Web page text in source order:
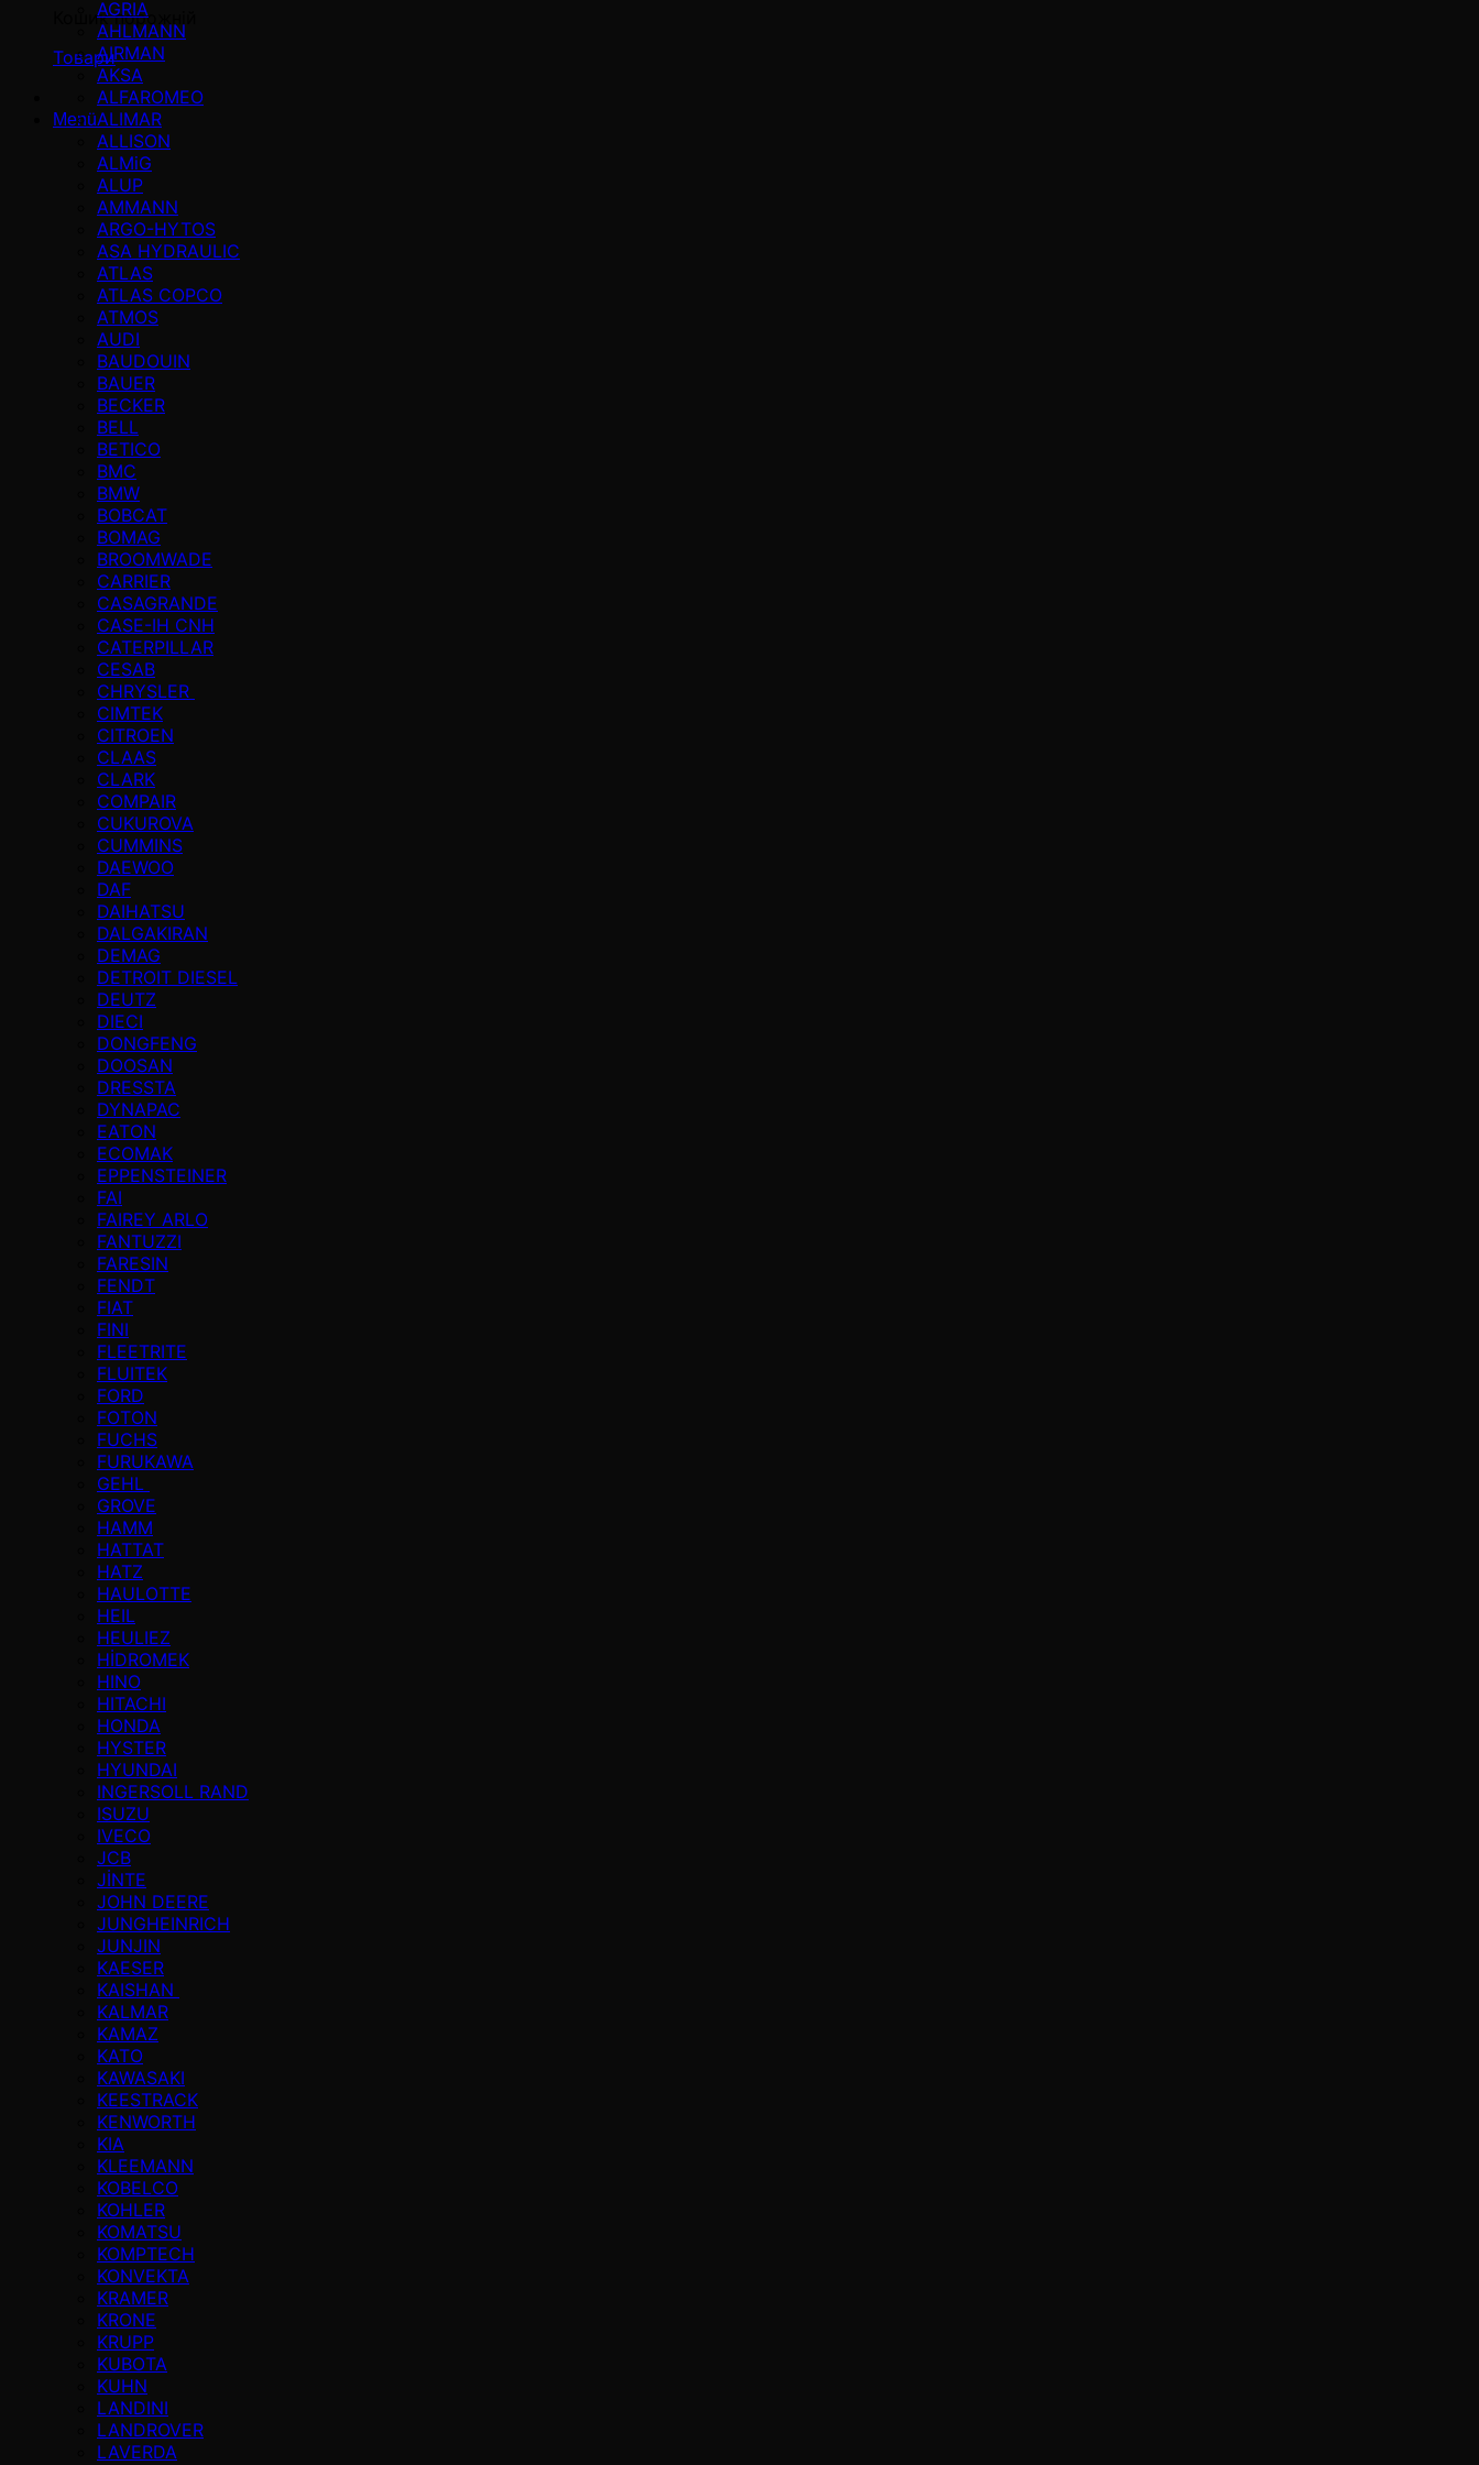
Кошик порожній
Товари
Menü
AGRIA
AHLMANN
AIRMAN
AKSA
ALFAROMEO
ALIMAR
ALLISON
ALMiG
ALUP
AMMANN
ARGO-HYTOS
ASA HYDRAULIC
ATLAS
ATLAS COPCO
ATMOS
AUDI
BAUDOUIN
BAUER
BECKER
BELL
BETICO
BMC
BMW
BOBCAT
BOMAG
BROOMWADE
CARRIER
CASAGRANDE
CASE-IH CNH
CATERPILLAR
CESAB
CHRYSLER
CIMTEK
CITROEN
CLAAS
CLARK
COMPAIR
CUKUROVA
CUMMINS
DAEWOO
DAF
DAIHATSU
DALGAKIRAN
DEMAG
DETROIT DIESEL
DEUTZ
DIECI
DONGFENG
DOOSAN
DRESSTA
DYNAPAC
EATON
ECOMAK
EPPENSTEINER
FAI
FAIREY ARLO
FANTUZZI
FARESIN
FENDT
FIAT
FINI
FLEETRITE
FLUITEK
FORD
FOTON
FUCHS
FURUKAWA
GEHL
GROVE
HAMM
HATTAT
HATZ
HAULOTTE
HEIL
HEULIEZ
HİDROMEK
HINO
HITACHI
HONDA
HYSTER
HYUNDAI
INGERSOLL RAND
ISUZU
IVECO
JCB
JİNTE
JOHN DEERE
JUNGHEINRICH
JUNJIN
KAESER
KAISHAN
KALMAR
KAMAZ
KATO
KAWASAKI
KEESTRACK
KENWORTH
KIA
KLEEMANN
KOBELCO
KOHLER
KOMATSU
KOMPTECH
KONVEKTA
KRAMER
KRONE
KRUPP
KUBOTA
KUHN
LANDINI
LANDROVER
LAVERDA